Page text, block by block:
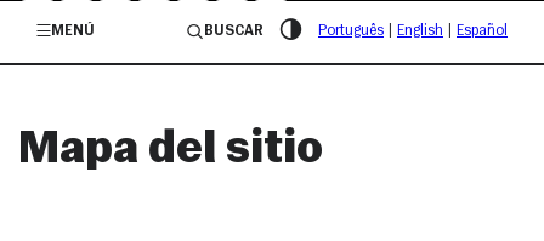
/governosp
MENÚ
BUSCAR Português English Español
Mapa del sitio